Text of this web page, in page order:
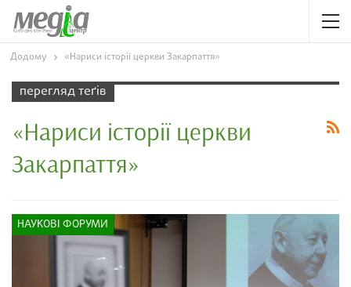
Додому «Нариси історії церкви Закарпаття»
перегляд теґів
«Нариси історії церкви
Закарпаття»
НАУКОВІ ФОРУМИ